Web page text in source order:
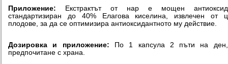
Приложение:
Екстрактът от нар е мощен
стандартизиран до 40% Елагова киселина, извлечен от
плодове, за да се оптимизира антиоксидантното му действие.
Дозировка и приложение:
По 1 капсула 2 пъти на
предпочитане с храна.